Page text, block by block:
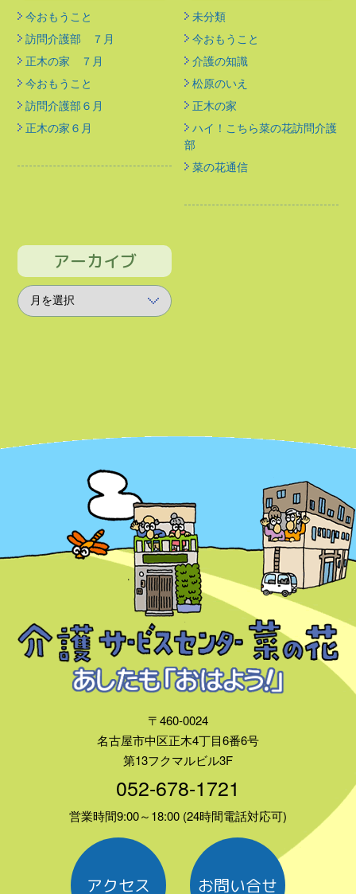
今おもうこと
訪問介護部 ７月
正木の家 ７月
今おもうこと
訪問介護部６月
正木の家６月
未分類
今おもうこと
介護の知識
松原のいえ
正木の家
ハイ！こちら菜の花訪問介護
部
菜の花通信
アーカイブ
〒460-0024
名古屋市中区正木4丁目6番6号
第13フクマルビル3F
052-678-1721
営業時間9:00～18:00 (24時間電話対応可)
アクセス お問い合せ